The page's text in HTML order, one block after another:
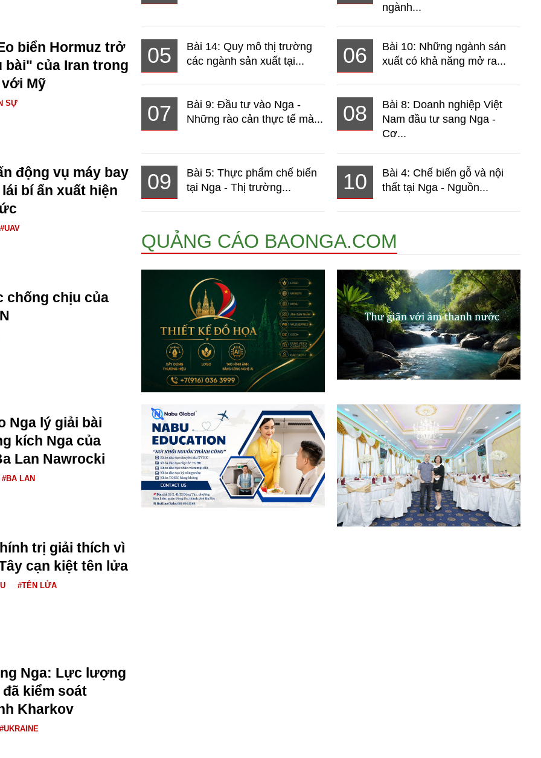
biển Hormuz trở
bài" của Iran trong
Mỹ
SỰ
động vụ máy bay
bí ẩn xuất hiện
#UAV
chống chịu của
Nga lý giải bài
kích Nga của
Lan Nawrocki
#BA LAN
trị giải thích vì
cạn kiệt tên lửa
#TÊN LỬA
Nga: Lực lượng
kiểm soát
Kharkov
#UKRAINE
ngành...
05
Bài 14: Quy mô thị trường
các ngành sản xuất tại...
06
Bài 10: Những ngành sản
xuất có khả năng mở ra...
07
Bài 9: Đầu tư vào Nga -
Những rào cản thực tế mà...
08
Bài 8: Doanh nghiệp Việt
Nam đầu tư sang Nga -
Cơ...
09
Bài 5: Thực phẩm chế biến
tại Nga - Thị trường...
10
Bài 4: Chế biến gỗ và nội
thất tại Nga - Nguồn...
QUẢNG CÁO BAONGA.COM